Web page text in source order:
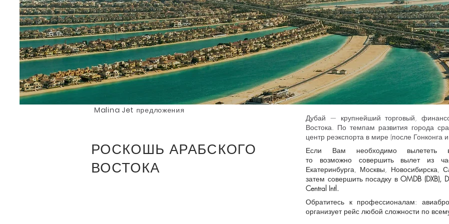
Malina Jet предложения
РОСКОШЬ АРАБСКОГО
ВОСТОКА
Дубай — крупнейший торговый,
Востока. По темпам развития города
центр реэкспорта в мире (после Гонконга
Если Вам необходимо
то возможно совершить вылет из
Екатеринбурга, Москвы, Новосибирска,
затем совершить посадку вOMDB (DXB),
Central Intl.
Обратитесь к профессионалам:
организует рейс любой сложности по